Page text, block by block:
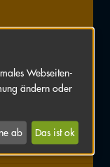
Webseiten-
ändern oder
ab Das ist ok